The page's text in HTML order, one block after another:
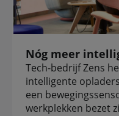
Tech-bedrijf Zens
intelligente
een
werkplekken bezet